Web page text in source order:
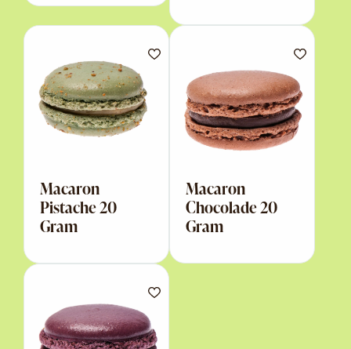
Macaron
Pistache 20
Gram
Macaron
Chocolade 20
Gram